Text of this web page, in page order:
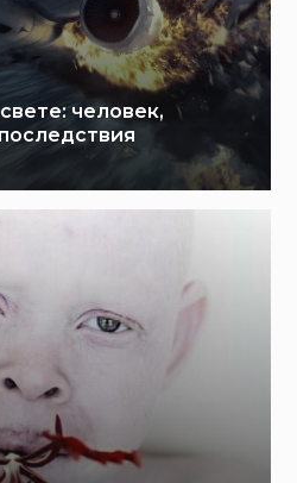
человек,